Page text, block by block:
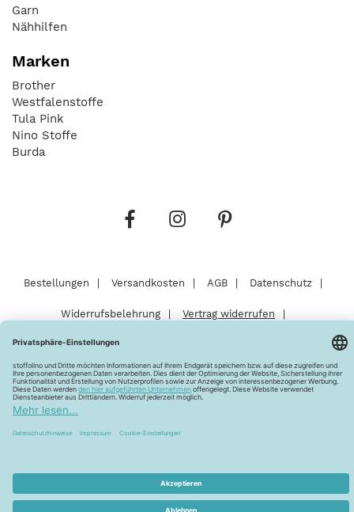
Garn
Nähhilfen
Marken
Brother
Westfalenstoffe
Tula Pink
Nino Stoffe
Burda
Bestellungen Versandkosten AGB Datenschutz
Widerrufsbelehrung Vertrag widerrufen
Barrierefreiheitserklärung
Kontakt Lagerverkauf FAQ Impressum